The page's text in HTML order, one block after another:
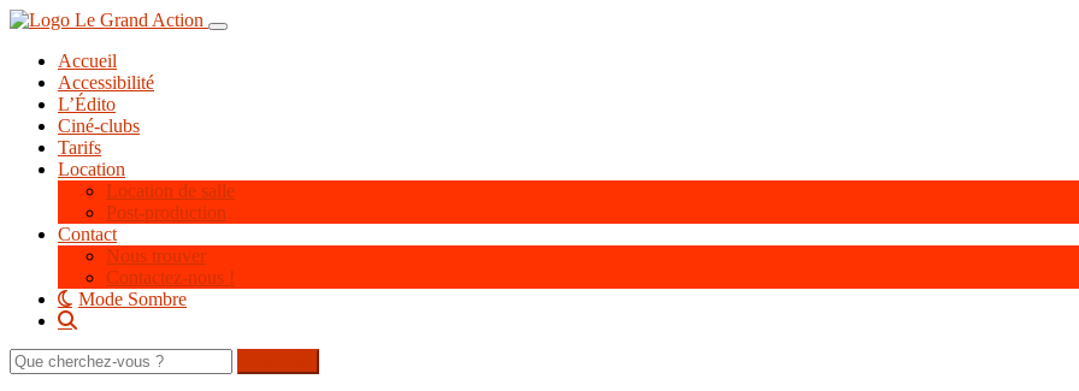
Aller
contenu
principal
Toggle navigation
Accueil
Accessibilité
L’Édito
Ciné-clubs
Tarifs
Location
Location de salle
Post-production
Contact
Nous trouver
Contactez-nous !
Mode Sombre
Rechercher
sur